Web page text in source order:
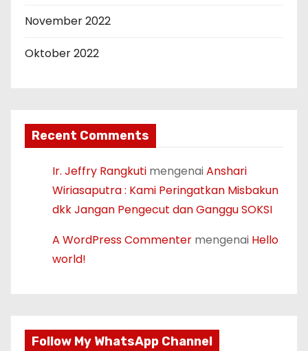
November 2022
Oktober 2022
Recent Comments
Ir. Jeffry Rangkuti mengenaiAnshari
Wiriasaputra : Kami Peringatkan Misbakun
dkk Jangan Pengecut dan Ganggu SOKSI
A WordPress Commenter mengenai Hello
world!
Follow My WhatsApp Channel